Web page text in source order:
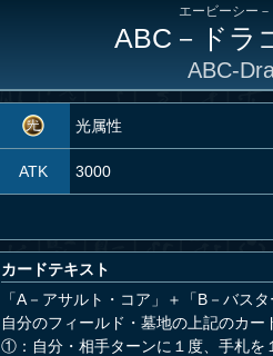
エービーシー
ABC－ドラ
ABC-
光属性
ATK 3000
カードテキスト
「A－アサルト・コア」＋「B－バス
自分のフィールド・墓地の上記のカー
①：自分・相手ターンに１度、手札を